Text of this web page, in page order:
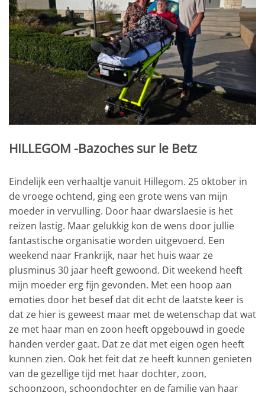
HILLEGOM -Bazoches sur le Betz
Eindelijk een verhaaltje vanuit Hillegom. 25 oktober in
de vroege ochtend, ging een grote wens van mijn
moeder in vervulling. Door haar dwarslaesie is het
reizen lastig. Maar gelukkig kon de wens door jullie
fantastische organisatie worden uitgevoerd. Een
weekend naar Frankrijk, naar het huis waar ze
plusminus 30 jaar heeft gewoond. Dit weekend heeft
mijn moeder erg fijn gevonden. Met een hoop aan
emoties door het besef dat dit echt de laatste keer is
dat ze hier is geweest maar met de wetenschap dat wat
ze met haar man en zoon heeft opgebouwd in goede
handen verder gaat. Dat ze dat met eigen ogen heeft
kunnen zien. Ook het feit dat ze heeft kunnen genieten
van de gezellige tijd met haar dochter, zoon,
schoonzoon, schoondochter en de familie van haar